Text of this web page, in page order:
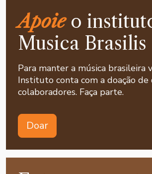
Apoieo
Musica Brasilis
Para manter a música brasileira
Instituto conta com a doação de
colaboradores. Faça parte.
Doar